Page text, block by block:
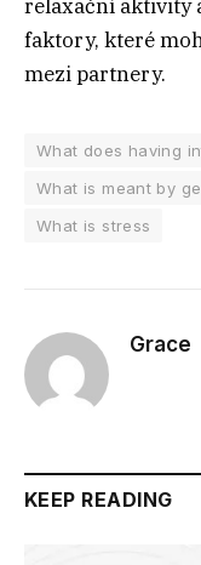
relaxační aktivity
faktory, které
mezi partnery.
What does having
What is meant by
What is stress
Grace
KEEP READING